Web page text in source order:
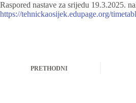
Raspored nastave za srijedu 19.3.2025.
https://tehnickaosijek.edupage.org/
PRETHODNI